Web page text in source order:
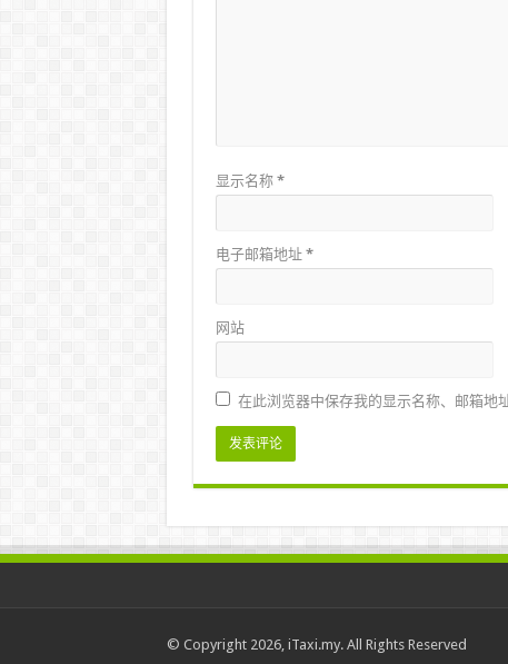
显示名称 *
电子邮箱地址 *
网站
在此浏览器中保存我的显示名称、邮箱地
© Copyright 2026, iTaxi.my. All Rights Reserved